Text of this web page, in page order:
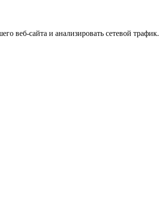
веб-сайта и анализировать сетевой трафик.